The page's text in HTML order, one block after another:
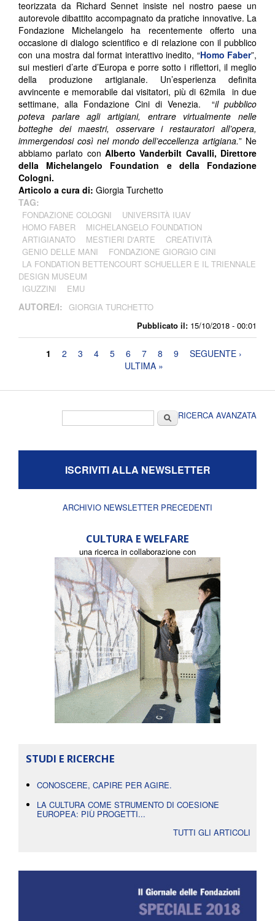
Pubblicato il: 15/10/2018 - 00:01
teorizzata da Richard Sennet insiste nel nostro paese un
autorevole dibattito accompagnato da pratiche innovative. La
Fondazione Michelangelo ha recentemente offerto una
occasione di dialogo scientifico e di relazione con il pubblico
con una mostra dal format interattivo inedito, “Homo Faber”,
sui mestieri d’arte d’Europa e porre sotto i riflettori, il meglio
della produzione artigianale. Un’esperienza definita
avvincente e memorabile dai visitatori, più di 62mila in due
settimane, alla Fondazione Cini di Venezia. “il pubblico
poteva parlare agli artigiani, entrare virtualmente nelle
botteghe dei maestri, osservare i restauratori all’opera,
immergendosi così nel mondo dell’eccellenza artigiana.” Ne
abbiamo parlato con Alberto Vanderbilt Cavalli, Direttore
della Michelangelo Foundation e della Fondazione
Cologni.
Articolo a cura di: Giorgia Turchetto
TAG:
FONDAZIONE COLOGNI
UNIVERSITÀ IUAV
HOMO FABER
MICHELANGELO FOUNDATION
ARTIGIANATO
MESTIERI D'ARTE
CREATIVITÀ
GENIO DELLE MANI
FONDAZIONE GIORGIO CINI
LA FONDATION BETTENCOURT SCHUELLER E IL TRIENNALE
DESIGN MUSEUM
IGUZZINI
EMU
AUTORE/I: GIORGIA TURCHETTO
Pagine
1 2 3 4 5 6 7 8 9
SEGUENTE ›
ULTIMA »
CercaRICERCA AVANZATA
ISCRIVITI ALLA NEWSLETTER
ARCHIVIO NEWSLETTER PRECEDENTI
CULTURA E WELFARE
una ricerca in collaborazione con
STUDI E RICERCHE
CONOSCERE, CAPIRE PER AGIRE.
LA CULTURA COME STRUMENTO DI COESIONE
EUROPEA: PIÙ PROGETTI...
TUTTI GLI ARTICOLI